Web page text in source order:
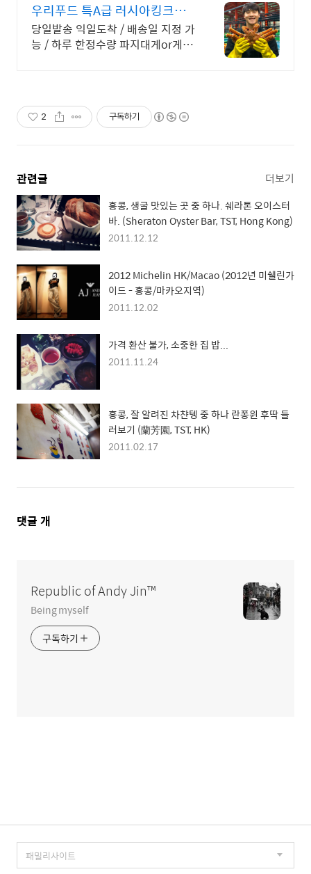
우리푸드 특A급 러시아킹크랩
대게 증정 이벤트중!
당일발송 익일도착 / 배송일 지정 가
능 / 하루 한정수량 파지대게or게다
2 구독하기
관련글 더보기
홍콩, 생굴 맛있는 곳 중 하나. 쉐라톤 오이스터
바. (Sheraton Oyster Bar, TST, Hong Kong)
2011.12.12
2012 Michelin HK/Macao (2012년 미쉘린가
이드 - 홍콩/마카오지역)
2011.12.02
가격 환산 불가, 소중한 집 밥...
2011.11.24
홍콩, 잘 알려진 차챤텡 중 하나 란퐁윈 후딱 들
러보기 (蘭芳園, TST, HK)
2011.02.17
댓
댓글 개
Republic of Andy Jin™
Being myself
구독하기